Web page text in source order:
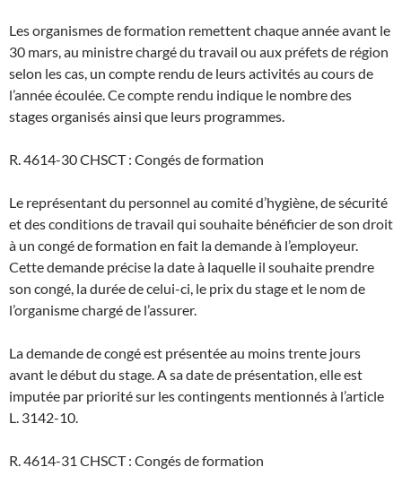
Les organismes de formation remettent chaque année avant le
30 mars, au ministre chargé du travail ou aux préfets de région
selon les cas, un compte rendu de leurs activités au cours de
l’année écoulée. Ce compte rendu indique le nombre des
stages organisés ainsi que leurs programmes.
R. 4614-30 CHSCT : Congés de formation
Le représentant du personnel au comité d’hygiène, de sécurité
et des conditions de travail qui souhaite bénéficier de son droit
à un congé de formation en fait la demande à l’employeur.
Cette demande précise la date à laquelle il souhaite prendre
son congé, la durée de celui-ci, le prix du stage et le nom de
l’organisme chargé de l’assurer.
La demande de congé est présentée au moins trente jours
avant le début du stage. A sa date de présentation, elle est
imputée par priorité sur les contingents mentionnés à l’article
L. 3142-10.
R. 4614-31 CHSCT : Congés de formation